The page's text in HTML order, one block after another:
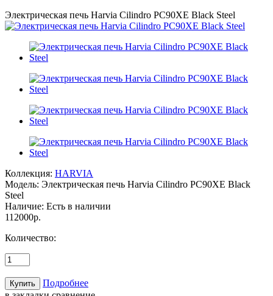
Электрическая печь Harvia Cilindro PC90XE Black Steel
Коллекция: HARVIA
Модель: Электрическая печь Harvia Cilindro PC90XE Black
Steel
Наличие: Есть в наличии
112000р.
Количество:
Подробнее